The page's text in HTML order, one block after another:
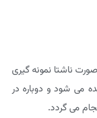
به صورت ناشتا نمونه گیری
می شود و دوباره در